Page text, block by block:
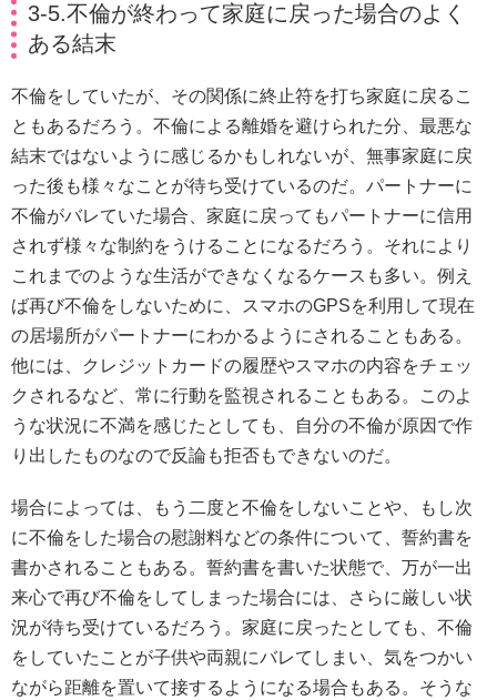
3-5.不倫が終わって家庭に戻った場合のよく
ある結末
不倫をしていたが、その関係に終止符を打ち家庭に戻るこ
ともあるだろう。不倫による離婚を避けられた分、最悪な
結末ではないように感じるかもしれないが、無事家庭に戻
った後も様々なことが待ち受けているのだ。パートナーに
不倫がバレていた場合、家庭に戻ってもパートナーに信用
されず様々な制約をうけることになるだろう。それにより
これまでのような生活ができなくなるケースも多い。例え
ば再び不倫をしないために、スマホのGPSを利用して現在
の居場所がパートナーにわかるようにされることもある。
他には、クレジットカードの履歴やスマホの内容をチェッ
クされるなど、常に行動を監視されることもある。このよ
うな状況に不満を感じたとしても、自分の不倫が原因で作
り出したものなので反論も拒否もできないのだ。
場合によっては、もう二度と不倫をしないことや、もし次
に不倫をした場合の慰謝料などの条件について、誓約書を
書かされることもある。誓約書を書いた状態で、万が一出
来心で再び不倫をしてしまった場合には、さらに厳しい状
況が待ち受けているだろう。家庭に戻ったとしても、不倫
をしていたことが子供や両親にバレてしまい、気をつかい
ながら距離を置いて接するようになる場合もある。そうな